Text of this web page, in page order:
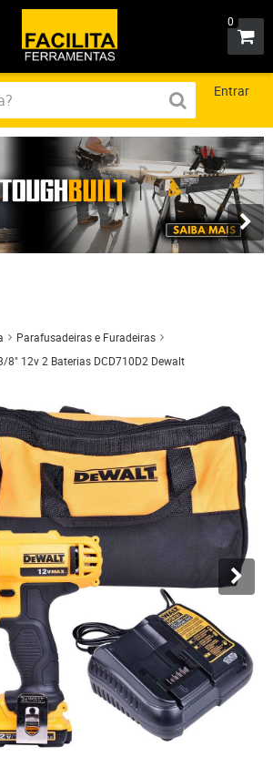
0
Entrar
Parafusadeiras e Furadeiras
8" 12v 2 Baterias DCD710D2 Dewalt